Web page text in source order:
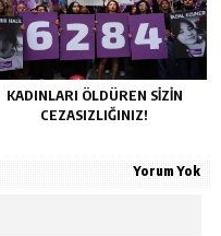
KADINLARI ÖLDÜREN SIZIN
CEZASIZLIĞINIZ!
Yorum Yok